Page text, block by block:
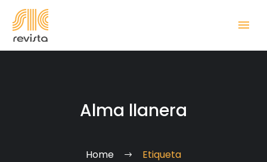
Alma llanera
Home Etiqueta